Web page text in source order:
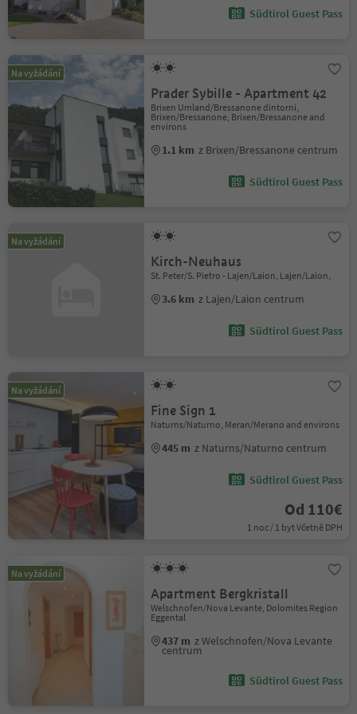
Südtirol Guest Pass
Na vyžádání
Prader Sybille - Apartment 42
Brixen Umland/Bressanone dintorni,
Brixen/Bressanone, Brixen/Bressanone and
environs
1.1 km z Brixen/Bressanone centrum
Südtirol Guest Pass
Na vyžádání
Kirch-Neuhaus
St. Peter/S. Pietro - Lajen/Laion, Lajen/Laion,
3.6 km z Lajen/Laion centrum
Südtirol Guest Pass
Na vyžádání
Fine Sign 1
Naturns/Naturno, Meran/Merano and environs
445 m z Naturns/Naturno centrum
Südtirol Guest Pass
Od 110€
1 noc / 1 byt Včetně DPH
Na vyžádání
Apartment Bergkristall
Welschnofen/Nova Levante, Dolomites Region
Eggental
437 m z Welschnofen/Nova Levante
centrum
Südtirol Guest Pass